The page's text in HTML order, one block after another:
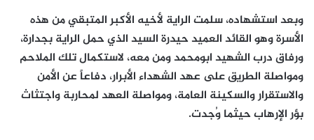
وبعد استشهاده، سلمت الراية لأخيه الأكبر المتبقي من هذه
الأسرة وهو القائد العميد حيدرة السيد الذي حمل الراية بجدارة،
ورفاق درب الشهيد ابومحمد ومن معه، لاستكمال تلك الملاحم
ومواصلة الطريق على عهد الشهداء الأبرار، دفاعاً عن الأمن
والاستقرار والسكينة العامة، ومواصلة العهد لمحاربة واجتثاث
بؤر الإرهاب حيثما وُجدت.